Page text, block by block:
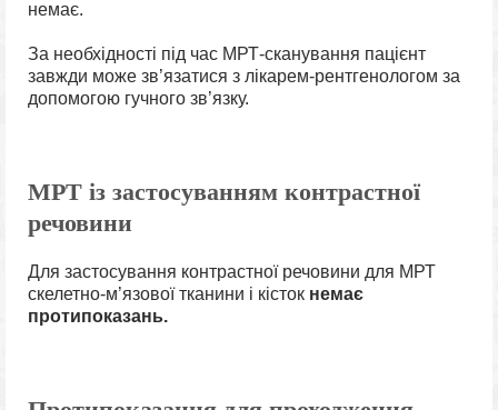
немає.
За необхідності під час МРТ-сканування пацієнт
завжди може зв’язатися з лікарем-рентгенологом за
допомогою гучного зв’язку.
МРТ із застосуванням контрастної
речовини
Для застосування контрастної речовини для МРТ
скелетно-м’язової тканини і кісток немає
протипоказань.